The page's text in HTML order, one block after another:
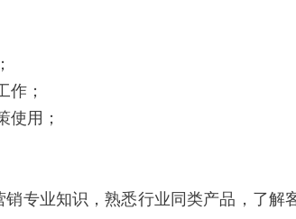
作；
使用；
专业知识，熟悉行业同类产品，了解